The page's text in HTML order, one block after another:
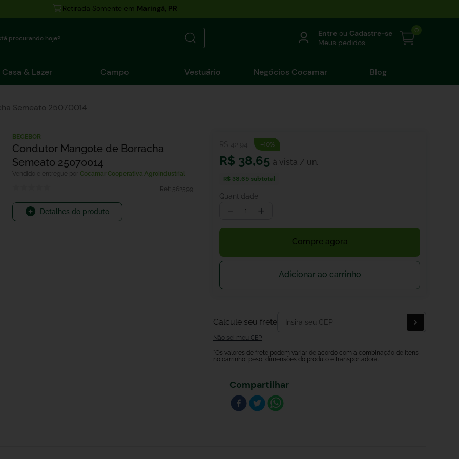
Retirada Somente em Maringá, PR
procurando hoje? Entre ou Cadastre-se
Meus pedidos
0
Casa & Lazer Campo Vestuário Negócios Cocamar Blog
Semeato 25070014
BEGEBOR
Condutor Mangote de Borracha
Semeato 25070014
Cocamar Cooperativa Agroindustrial
Ref: 562599
Detalhes do produto
-10%
R$ 38,65
R$ 38,65 subtotal
Quantidade
＋
－
Compre agora
Adicionar ao carrinho
Calcule seu frete
Não sei meu CEP
*Os valores de frete podem variar de acordo com a combinação de itens
no carrinho, peso, dimensões do produto e transportadora.
Compartilhar